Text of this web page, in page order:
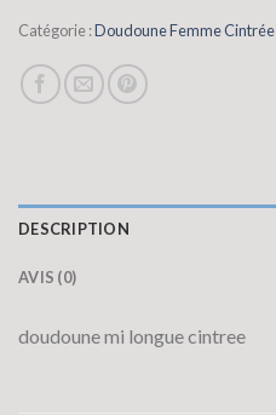
Catégorie :Doudoune Femme Cintrée
DESCRIPTION
AVIS (0)
doudoune mi longue cintree